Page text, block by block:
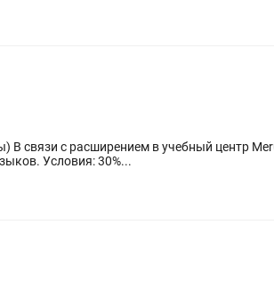
Требования: знание казахского и русского языков. Условия: 30%...